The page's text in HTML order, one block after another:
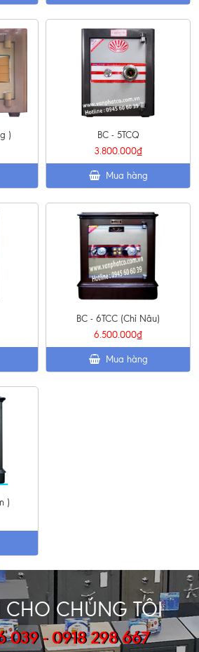
)
BC - 5TCQ
3.800.000₫
Mua hàng
BC - 6TCC (Chỉ Nâu)
6.500.000₫
Mua hàng
)
CHO CHÚNG TÔI
039 - 0918 298 667